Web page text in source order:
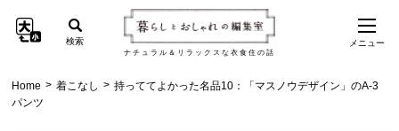
ナチュラル＆リラックスな衣食住の話
検索 メニュー
Home > 着こなし > 持っててよかった名品10：「マスノウデザイン」のA-3
パンツ